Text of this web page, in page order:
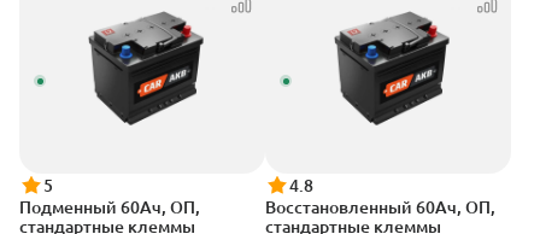
5
Подменный 60Ач, ОП,
стандартные клеммы
4.8
Восстановленный 60Ач, ОП,
стандартные клеммы